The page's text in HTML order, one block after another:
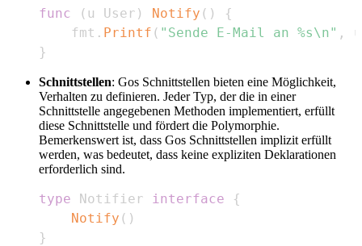
func ( u User ) Notify ( )
{
    fmt
. Printf ( "Sende E-Mail an %s\n" ,
u
}
Schnittstellen: Gos Schnittstellen bieten eine Möglichkeit,
Verhalten zu definieren. Jeder Typ, der die in einer
Schnittstelle angegebenen Methoden implementiert, erfüllt
diese Schnittstelle und fördert die Polymorphie.
Bemerkenswert ist, dass Gos Schnittstellen implizit erfüllt
werden, was bedeutet, dass keine expliziten Deklarationen
erforderlich sind.
type Notifier interface
{
Notify ( )
}